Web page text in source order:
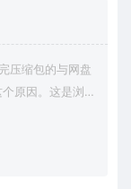
压缩包的与网盘
原因。这是浏